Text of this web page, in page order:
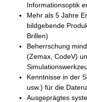
Informationsoptik
Mehr als 5 Jahre
bildgebende
Brillen)
Beherrschung
(Zemax, CodeV)
Kenntnisse in der
usw.) für die
Ausgeprägtes